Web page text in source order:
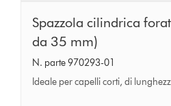
Spazzola
cilindrica
forata
Dyson
Spazzola cilindrica
da 35 mm)
N. parte 970293-01
Ideale per capelli corti, di